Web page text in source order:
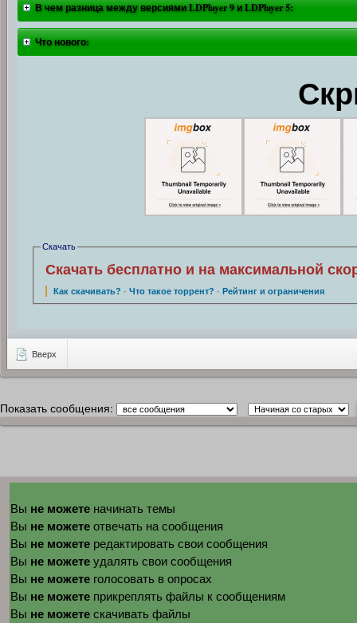
В чем разница между версиями LDPlayer 9 и LDPlayer 5:
Что нового:
Скачать
Скачать бесплатно и на максимальной
Как скачивать? ·Что такое торрент? ·Рейтинг и ограничения
Вверх
Показать сообщения:
Вы не можете начинать темы
Вы не можете отвечать на сообщения
Вы не можете редактировать свои сообщения
Вы не можете удалять свои сообщения
Вы не можете голосовать в опросах
Вы не можете прикреплять файлы к сообщениям
Вы не можете скачивать файлы